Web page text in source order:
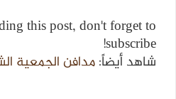
this post, don't forget to
subscribe!
شاهد أيضاً:مدافن الجمعية